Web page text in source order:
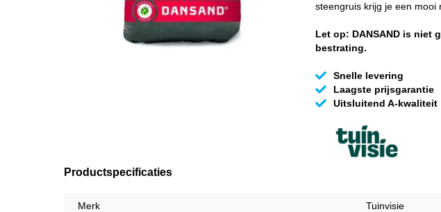
steengruis krijg je een mooi
Let op: DANSAND is niet
bestrating.
Snelle levering
Laagste prijsgarantie
Uitsluitend A-kwaliteit
Productspecificaties
Merk Tuinvisie